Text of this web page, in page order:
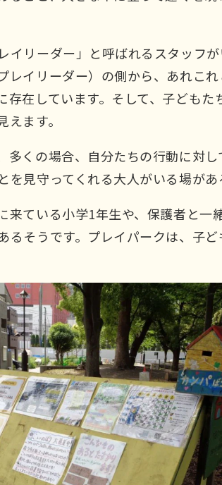
イリーダー」と呼ばれるスタッフ
レイリーダー）の側から、あれこ
存在しています。そして、子ども
ます。
多くの場合、自分たちの行動に対
を見守ってくれる大人がいる場が
来ている小学1年生や、保護者と
るそうです。プレイパークは、子